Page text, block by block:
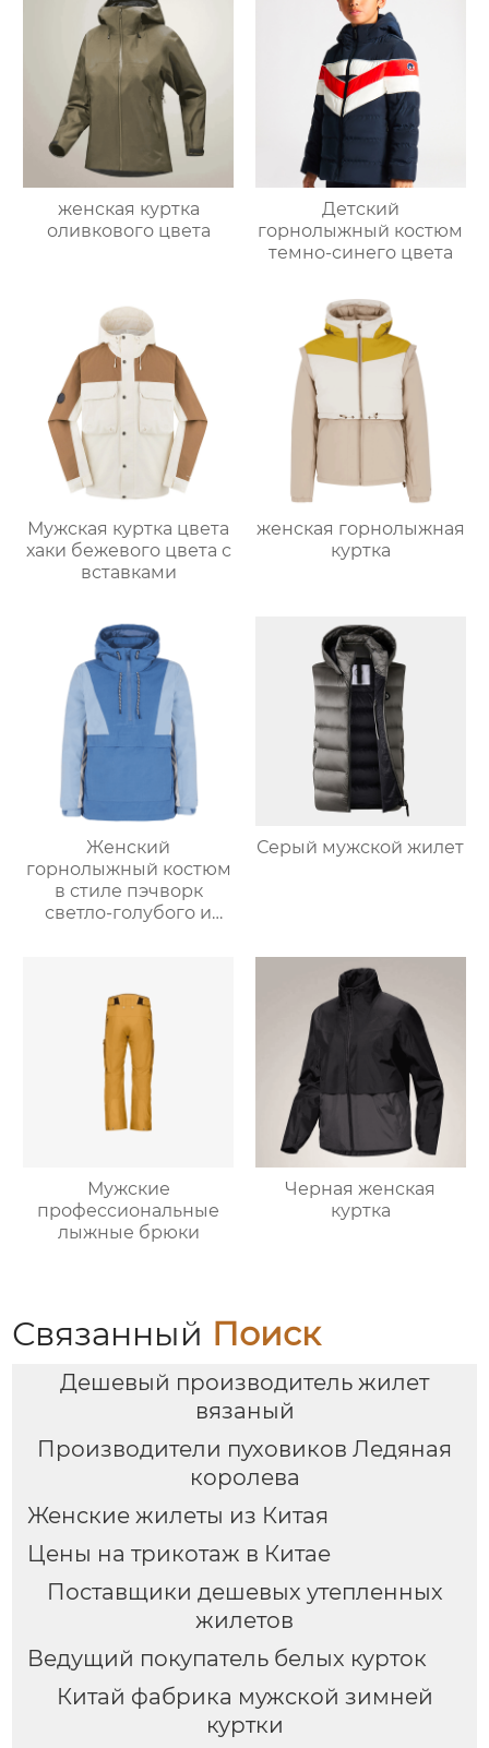
женская куртка
оливкового цвета
Детский
горнолыжный костюм
темно-синего цвета
Мужская куртка цвета
хаки бежевого цвета с
вставками
женская горнолыжная
куртка
Женский
горнолыжный костюм
в стиле пэчворк
светло-голубого и
Серый мужской жилет
Мужские
профессиональные
лыжные брюки
Черная женская
куртка
Связанный Поиск
Дешевый производитель жилет
вязаный
Производители пуховиков Ледяная
королева
Женские жилеты из Китая
Цены на трикотаж в Китае
Поставщики дешевых утепленных
жилетов
Ведущий покупатель белых курток
Китай фабрика мужской зимней
куртки